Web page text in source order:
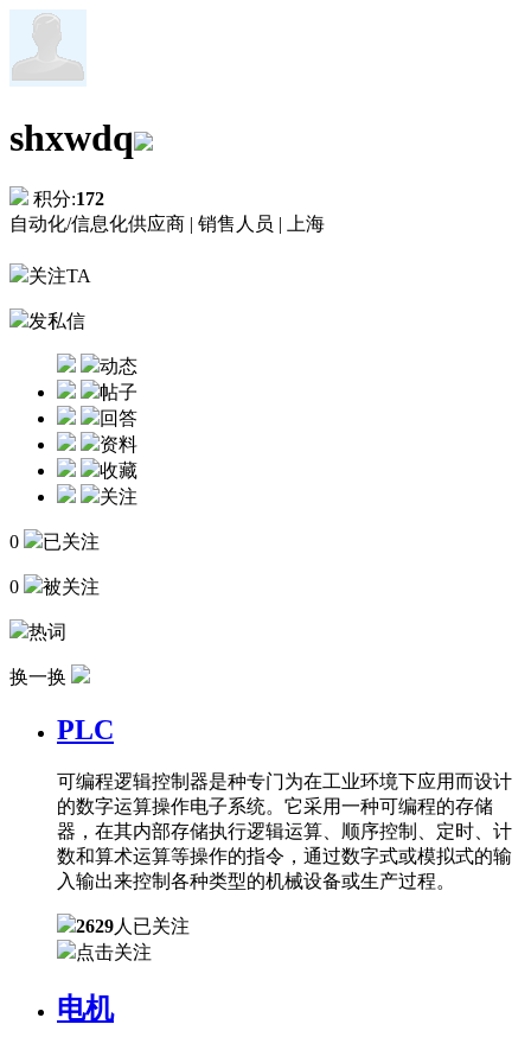
shxwdq
积分:172
自动化/信息化供应商 | 销售人员 | 上海
关注TA
发私信
动态
帖子
回答
资料
收藏
关注
0 已关注
0 被关注
热词
换一换
PLC
可编程逻辑控制器是种专门为在工业环境下应用而设计
的数字运算操作电子系统。它采用一种可编程的存储
器，在其内部存储执行逻辑运算、顺序控制、定时、计
数和算术运算等操作的指令，通过数字式或模拟式的输
入输出来控制各种类型的机械设备或生产过程。
2629人已关注
点击关注
电机